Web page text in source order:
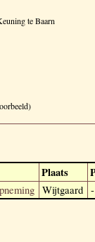
te Baarn
Plaats
Wijtgaard -